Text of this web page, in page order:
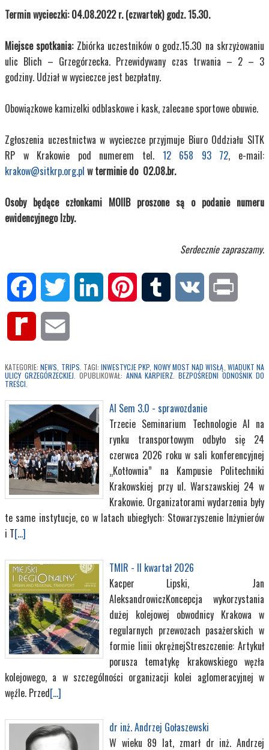
Termin wycieczki: 04.08.2022 r. (czwartek) godz. 15.30.
Miejsce spotkania: Zbiórka uczestników o godz.15.30 na skrzyżowaniu
ulic Blich – Grzegórzecka. Przewidywany czas trwania – 2 – 3
godziny. Udział w wycieczce jest bezpłatny.
Obowiązkowe kamizelki odblaskowe i kask, zalecane sportowe obuwie.
Zgłoszenia uczestnictwa w wycieczce przyjmuje Biuro Oddziału SITK
RP w Krakowie pod numerem tel. 12 658 93 72, e-mail:
krakow@sitkrp.org.pl w terminie do 02.08.br.
Osoby będące członkami MOIIB proszone są o podanie numeru
ewidencyjnego Izby.
Serdecznie zapraszamy.
Facebook Twitter LinkedIn Pinterest Tumblr VK
Rediff
KATEGORIE:NEWS TRIPS . TAGI:INWESTYCJE PKP NOWY MOST NAD WISŁĄ WIADUKT NA
ULICY GRZEGÓRZECKIEJ . OPUBLIKOWAŁ: ANNA KARPIERZ .BEZPOŚREDNI ODNOŚNIK DO
TREŚCI
AI Sem 3.0 - sprawozdanie
Trzecie Seminarium Technologie AI na
rynku transportowym odbyło się 24
czerwca 2026 roku w sali konferencyjnej
„Kotłownia” na Kampusie Politechniki
Krakowskiej przy ul. Warszawskiej 24 w
Krakowie. Organizatorami wydarzenia były
te same instytucje, co w latach ubiegłych: Stowarzyszenie Inżynierów
i T[...]
TMIR - II kwartał 2026
Kacper Lipski, Jan
AleksandrowiczKoncepcja wykorzystania
dużej kolejowej obwodnicy Krakowa w
regularnych przewozach pasażerskich w
formie linii okrężnejStreszczenie: Artykuł
porusza tematykę krakowskiego węzła
kolejowego, a w szczególności organizacji kolei aglomeracyjnej w
węźle. Przed[...]
dr inż. Andrzej Gołaszewski
W wieku 89 lat, zmarł dr inż. Andrzej